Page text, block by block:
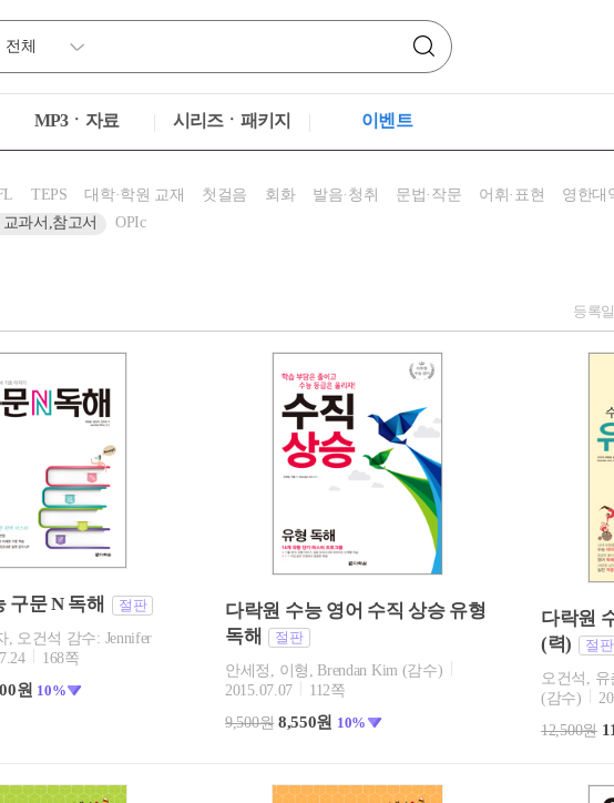
MP3ㆍ자료 시리즈ㆍ패키지 이벤트
TEPS 대학·학원 교재 첫걸음 회화 발음·청취 문법·작문 어휘·표현 영한대
교과서,참고서 OPIc
등록
구문 N 독해
절판
, 오건석 감수: Jennifer
168쪽
원 10%
다락원 수능 영어 수직 상승 유형
독해
절판
안세정, 이형, Brendan Kim (감수)
2015.07.07
112쪽
9,500원 8,550원 10%
다락원
(력)
절판
오건석, 유
(감수)
12,500원